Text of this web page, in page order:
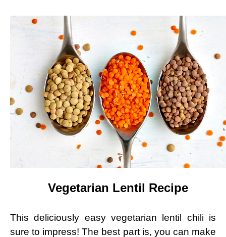
Vegetarian Lentil Recipe
This deliciously easy vegetarian lentil chili is
sure to impress! The best part is, you can make